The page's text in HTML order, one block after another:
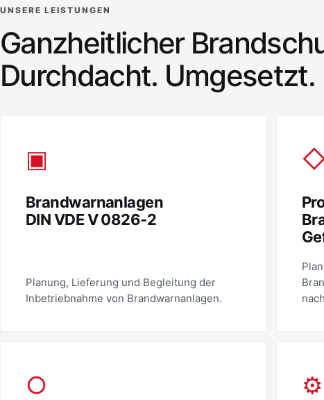
UNSERE LEISTUNGEN
Ganzheitlicher
Durchdacht. Umgesetzt.
▣
Brandwarnanlagen
DIN VDE V 0826-2
Planung, Lieferung und Begleitung der
Inbetriebnahme von Brandwarnanlagen.
○ ⚙